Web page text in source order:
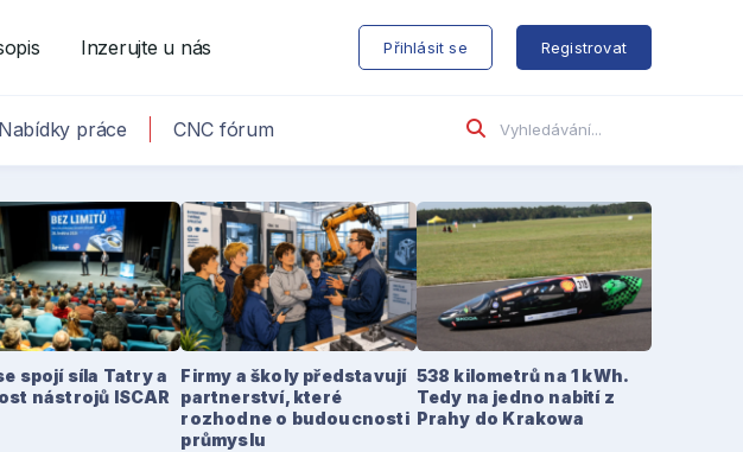
Inzerujte u nás Přihlásit se Registrovat
Nabídky práce CNC fórum
spojí síla Tatry a
nástrojů ISCAR
Firmy a školy představují
partnerství, které
rozhodne o budoucnosti
průmyslu
538 kilometrů na 1 kWh.
Tedy na jedno nabití z
Prahy do Krakowa